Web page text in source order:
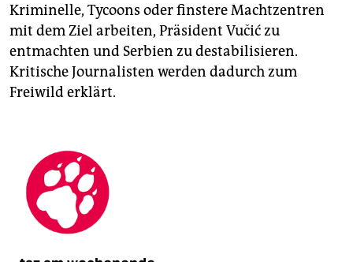
Kriminelle, Tycoons oder finstere Machtzentren
mit dem Ziel arbeiten, Präsident Vučić zu
entmachten und Serbien zu destabilisieren.
Kritische Journalisten werden dadurch zum
Freiwild erklärt.